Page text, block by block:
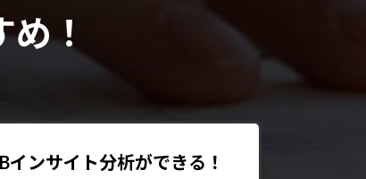
！
インサイト分析ができる！